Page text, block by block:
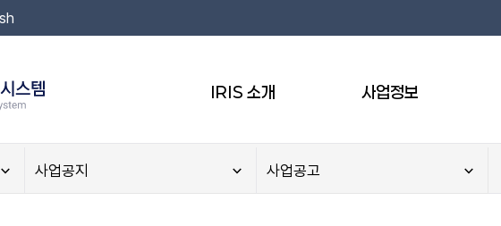
IRIS 소개 사업정보
사업공지 사업공고